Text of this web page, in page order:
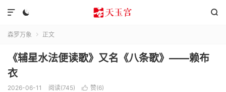
 

森罗万象  正文
《辅星水法便读歌》又名《八条歌》——赖布
衣
2026-06-11 阅读(745)  赞(6)